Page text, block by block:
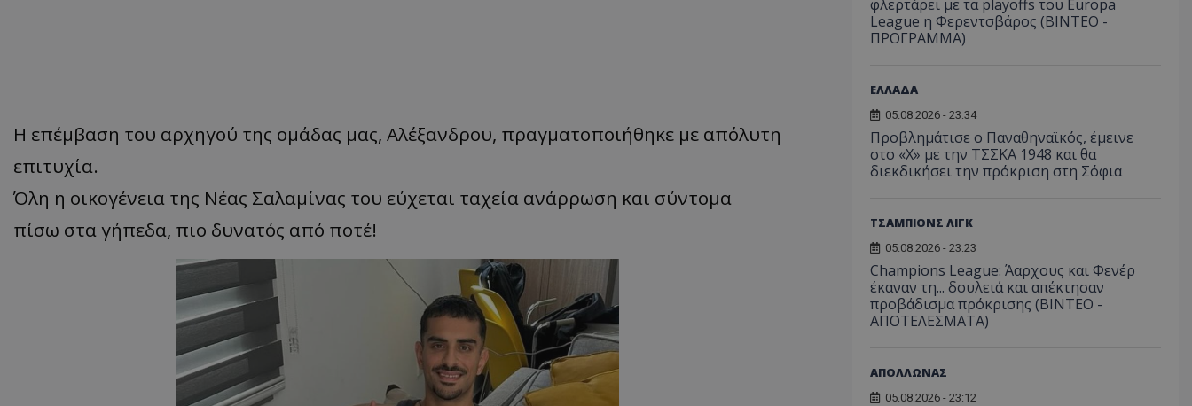
Η επέμβαση του αρχηγού της ομάδας μας, Αλέξανδρου, πραγματοποιήθηκε με απόλυτη
επιτυχία.
Όλη η οικογένεια της Νέας Σαλαμίνας του εύχεται ταχεία ανάρρωση και σύντομα
πίσω στα γήπεδα, πιο δυνατός από ποτέ!
φλερτάρει με τα playoffs του Europa
League η Φερεντσβάρος (ΒΙΝΤΕΟ -
ΠΡΟΓΡΑΜΜΑ)
ΕΛΛΑΔΑ
05.08.2026 - 23:34
Προβλημάτισε ο Παναθηναϊκός, έμεινε
στο «Χ» με την ΤΣΣΚΑ 1948 και θα
διεκδικήσει την πρόκριση στη Σόφια
ΤΣΑΜΠΙΟΝΣ ΛΙΓΚ
05.08.2026 - 23:23
Champions League: Άαρχους και Φενέρ
έκαναν τη... δουλειά και απέκτησαν
προβάδισμα πρόκρισης (ΒΙΝΤΕΟ -
ΑΠΟΤΕΛΕΣΜΑΤΑ)
ΑΠΟΛΛΩΝΑΣ
05.08.2026 - 23:12